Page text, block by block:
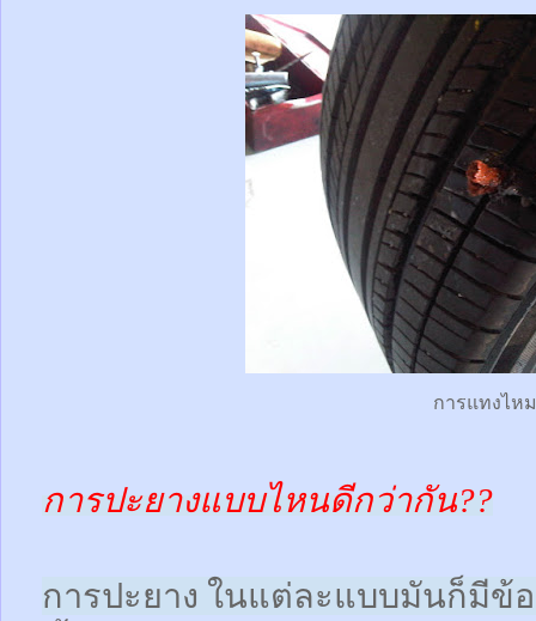
การแทงไหม
การปะยางแบบไหนดีกว่ากัน??
การปะยาง ในแต่ละแบบมันก็มีข้